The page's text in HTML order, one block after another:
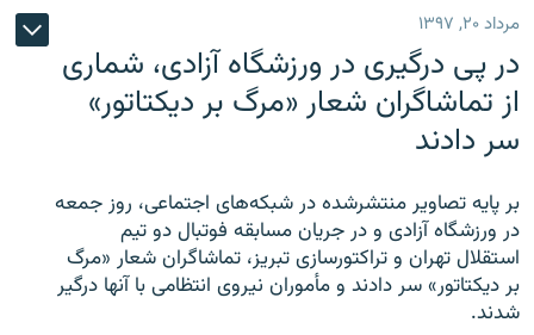
مرداد ۲۰, ۱۳۹۷
در پی درگیری در ورزشگاه آزادی، شماری
از تماشاگران شعار «مرگ بر دیکتاتور»
سر دادند
بر پایه تصاویر منتشرشده در شبکه‌های اجتماعی، روز جمعه
در ورزشگاه آزادی و در جریان مسابقه فوتبال دو تیم
استقلال تهران و تراکتورسازی تبریز، تماشاگران شعار «مرگ
بر دیکتاتور» سر دادند و مأموران نیروی انتظامی با آنها درگیر
شدند.